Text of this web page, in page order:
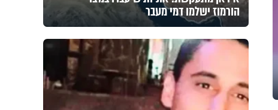
הורמוז ישלמו דמי מעבר